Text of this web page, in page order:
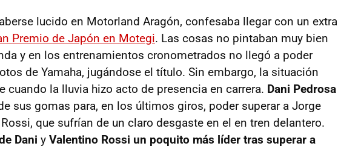
lucido en Motorland Aragón, confesaba llegar con un extra
Premio de Japón en Motegi. Las cosas no pintaban muy bien
y en los entrenamientos cronometrados no llegó a poder
de Yamaha, jugándose el título. Sin embargo, la situación
cuando la lluvia hizo acto de presencia en carrera. Dani Pedrosa
sus gomas para, en los últimos giros, poder superar a Jorge
que sufrían de un claro desgaste en el en tren delantero.
Dani y Valentino Rossi un poquito más líder tras superar a